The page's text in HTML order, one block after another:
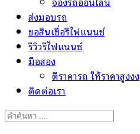
ส่งมอบรถ
ขอสินเชื่อรีไฟแนนซ์
รีวิวรีไฟแนนซ์
มือสอง
ตีราคารถ ให้ราคาสูงงง
ติดต่อเรา
Search